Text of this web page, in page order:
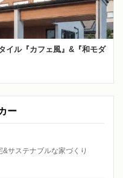
イル『カフェ風』&『和モダ
ー
サステナブルな家づくり